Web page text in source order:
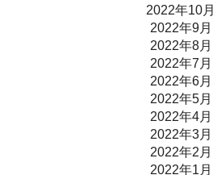
2022年10月
2022年9月
2022年8月
2022年7月
2022年6月
2022年5月
2022年4月
2022年3月
2022年2月
2022年1月